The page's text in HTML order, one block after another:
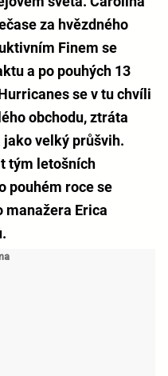
za hvězdného
Finem se
a po pouhých 13
se v tu chvíli
obchodu, ztráta
jako velký průšvih.
tým letošních
pouhém roce se
manažera Erica